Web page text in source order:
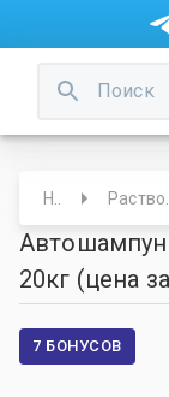
20кг (цена
7 БОНУСОВ